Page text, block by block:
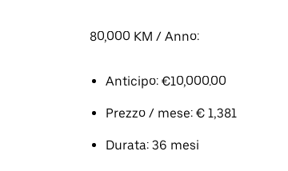
80,000 KM / Anno:
Anticipo: €10,000.00
Prezzo / mese: € 1,381
Durata: 36 mesi